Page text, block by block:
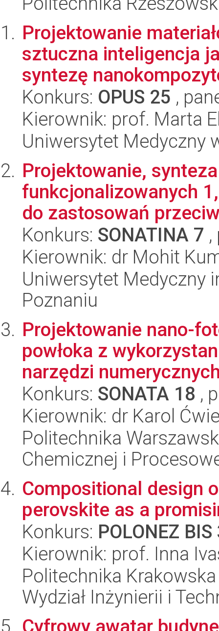
Projektowanie
sztuczna inteligencja
syntezę
Konkurs: OPUS 25 ,
Kierownik: prof. Marta
Uniwersytet Medyczny
Projektowanie,
funkcjonalizowanych
do zastosowań
Konkurs: SONATINA 7
Kierownik: dr Mohit
Uniwersytet Medyczny
Poznaniu
Projektowanie nano-
powłoka z
narzędzi
Konkurs: SONATA 18 ,
Kierownik: dr Karol
Politechnika
Chemicznej i
Сompositional design
perovskite as a
Konkurs: POLONEZ BIS
Kierownik: prof. Inna
Politechnika
Wydział Inżynierii i
Cyfrowy awatar